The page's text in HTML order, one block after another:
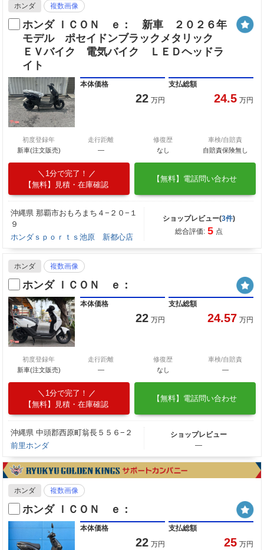
ホンダ 複数画像
ホンダ ＩＣＯＮ ｅ： 新車 ２０２６年
モデル ポセイドンブラックメタリック
ＥＶバイク 電気バイク ＬＥＤヘッドラ
イト
本体価格
22 万円
支払総額
24.5 万円
初度登録年
新車(注文販売)
走行距離
―
修復歴
なし
車検/自賠責
自賠責保険無し
1分で完了！
【無料】見積・在庫確認
【無料】電話問い合わせ
沖縄県 那覇市おもろまち４−２０−１
９
ホンダｓｐｏｒｔｓ池原 新都心店
ショップレビュー(3件)
総合評価: 5 点
ホンダ 複数画像
ホンダ ＩＣＯＮ ｅ：
本体価格
22 万円
支払総額
24.57 万円
初度登録年
新車(注文販売)
走行距離
―
修復歴
なし
車検/自賠責
―
1分で完了！
【無料】見積・在庫確認
【無料】電話問い合わせ
沖縄県 中頭郡西原町翁長５５６−２
前里ホンダ
ショップレビュー
―
ホンダ 複数画像
ホンダ ＩＣＯＮ ｅ：
本体価格
22 万円
支払総額
25 万円